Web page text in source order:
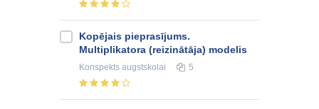
Kopējais pieprasījums.
Multiplikatora (reizinātāja) modelis
Konspekts augstskolai 5